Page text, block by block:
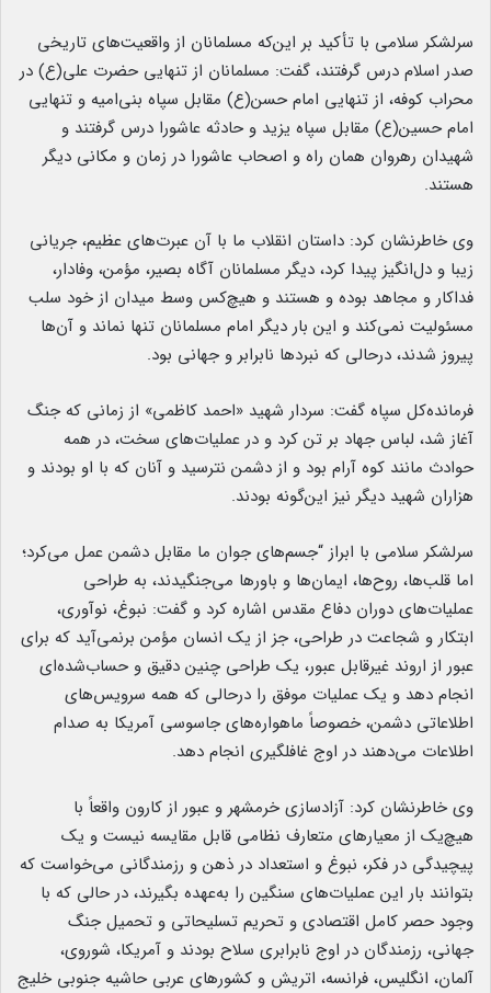
سرلشکر سلامی با تأکید بر این‌که مسلمانان از واقعیت‌های تاریخی
صدر اسلام درس گرفتند، گفت: مسلمانان از تنهایی حضرت علی(ع) در
محراب کوفه، از تنهایی امام حسن(ع) مقابل سپاه بنی‌امیه و تنهایی
امام حسین(ع) مقابل سپاه یزید و حادثه عاشورا درس گرفتند و
شهیدان رهروان همان راه و اصحاب عاشورا در زمان و مکانی دیگر
هستند.
وی خاطرنشان کرد: داستان انقلاب ما با آن عبرت‌های عظیم، جریانی
زیبا و دل‌انگیز پیدا کرد، دیگر مسلمانان آگاه بصیر، مؤمن، وفادار،
فداکار و مجاهد بوده و هستند و هیچ‌کس وسط میدان از خود سلب
مسئولیت نمی‌کند و این بار دیگر امام مسلمانان تنها نماند و آن‌ها
پیروز شدند، درحالی که نبردها نابرابر و جهانی بود.
فرمانده‌کل سپاه گفت: سردار شهید «احمد کاظمی» از زمانی که جنگ
آغاز شد، لباس جهاد بر تن کرد و در عملیات‌های سخت، در همه
حوادث مانند کوه آرام بود و از دشمن نترسید و آنان که با او بودند و
هزاران شهید دیگر نیز این‌گونه بودند.
سرلشکر سلامی با ابراز “جسم‌های جوان ما مقابل دشمن عمل می‌کرد؛
اما قلب‌ها، روح‌ها، ایمان‌ها و باور‌ها می‌جنگیدند، به طراحی
عملیات‌های دوران دفاع مقدس اشاره کرد و گفت: نبوغ، نوآوری،
ابتکار و شجاعت در طراحی، جز از یک انسان مؤمن برنمی‌آید که برای
عبور از اروند غیرقابل عبور، یک طراحی چنین دقیق و حساب‌شده‌ای
انجام دهد و یک عملیات موفق را درحالی که همه سرویس‌های
اطلاعاتی دشمن، خصوصاً ماهواره‌های جاسوسی آمریکا به صدام
اطلاعات می‌دهند در اوج غافلگیری انجام دهد.
وی خاطرنشان کرد: آزادسازی خرمشهر و عبور از کارون واقعاً با
هیچ‌یک از معیار‌های متعارف نظامی قابل مقایسه نیست و یک
پیچیدگی در فکر، نبوغ و استعداد در ذهن و رزمندگانی می‌خواست که
بتوانند بار این عملیات‌های سنگین را به‌عهده بگیرند، در حالی که با
وجود حصر کامل اقتصادی و تحریم تسلیحاتی و تحمیل جنگ
جهانی، رزمندگان در اوج نابرابری سلاح بودند و آمریکا، شوروی،
آلمان، انگلیس، فرانسه، اتریش و کشور‌های عربی حاشیه جنوبی خلیج